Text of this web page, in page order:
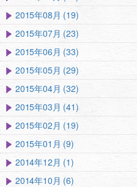
2015年08月 (19)
2015年07月 (23)
2015年06月 (33)
2015年05月 (29)
2015年04月 (32)
2015年03月 (41)
2015年02月 (19)
2015年01月 (9)
2014年12月 (1)
2014年10月 (6)